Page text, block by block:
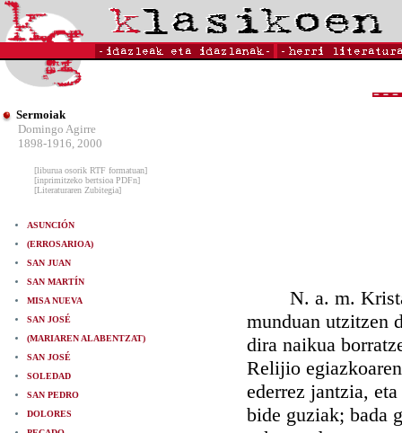
Sermoiak
Domingo Agirre
1898-1916, 2000
[liburua osorik RTF formatuan]
[inprimitzeko bertsioa PDFn]
[Literaturaren Zubitegia]
ASUNCIÓN
(ERROSARIOA)
SAN JUAN
SAN MARTÍN
MISA NUEVA
SAN JOSÉ
(MARIAREN ALABENTZAT)
SAN JOSÉ
SOLEDAD
SAN PEDRO
DOLORES
N. a. m.
munduan utzitzen
dira naikua
Relijio
ederrez jantzia,
bide guziak; bada